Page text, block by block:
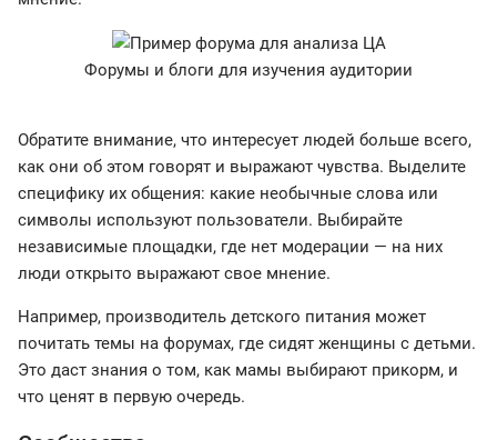
Форумы и блоги для изучения аудитории
Обратите внимание, что интересует людей больше всего,
как они об этом говорят и выражают чувства. Выделите
специфику их общения: какие необычные слова или
символы используют пользователи. Выбирайте
независимые площадки, где нет модерации — на них
люди открыто выражают свое мнение.
Например, производитель детского питания может
почитать темы на форумах, где сидят женщины с детьми.
Это даст знания о том, как мамы выбирают прикорм, и
что ценят в первую очередь.